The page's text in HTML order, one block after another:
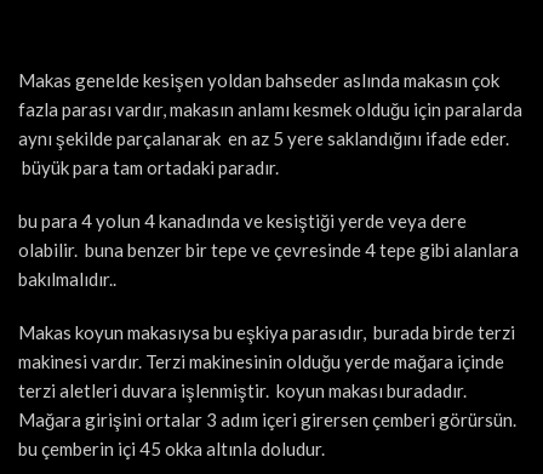
Makas genelde kesişen yoldan bahseder aslında makasın çok
fazla parası vardır, makasın anlamı kesmek olduğu için paralarda
aynı şekilde parçalanarak en az 5 yere saklandığını ifade eder.
büyük para tam ortadaki paradır.
bu para 4 yolun 4 kanadında ve kesiştiği yerde veya dere
olabilir. buna benzer bir tepe ve çevresinde 4 tepe gibi alanlara
bakılmalıdır..
Makas koyun makasıysa bu eşkiya parasıdır, burada birde terzi
makinesi vardır. Terzi makinesinin olduğu yerde mağara içinde
terzi aletleri duvara işlenmiştir. koyun makası buradadır.
Mağara girişini ortalar 3 adım içeri girersen çemberi görürsün.
bu çemberin içi 45 okka altınla doludur.